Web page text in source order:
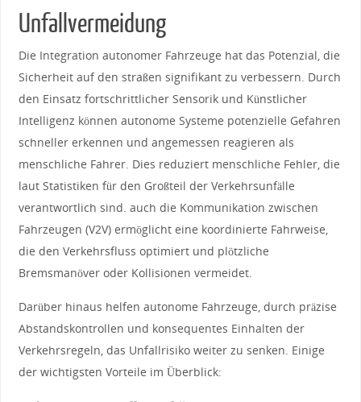
Unfallvermeidung
Die Integration autonomer Fahrzeuge hat das Potenzial, die‌
Sicherheit auf den straßen ‍signifikant ‌zu verbessern. Durch
den Einsatz​ fortschrittlicher Sensorik und⁢ Künstlicher
Intelligenz können autonome Systeme potenzielle Gefahren
schneller⁤ erkennen⁣ und angemessen reagieren als
⁣menschliche Fahrer. Dies reduziert menschliche Fehler, die
laut Statistiken für den Großteil der Verkehrsunfälle
verantwortlich sind. ⁤auch die ‍Kommunikation zwischen
Fahrzeugen (V2V) ermöglicht eine koordinierte Fahrweise,
die den Verkehrsfluss optimiert und plötzliche
Bremsmanöver oder Kollisionen vermeidet.
Darüber hinaus helfen​ autonome Fahrzeuge, durch präzise
Abstandskontrollen und konsequentes⁢ Einhalten der
Verkehrsregeln, das Unfallrisiko weiter zu‍ senken. Einige
der wichtigsten Vorteile im Überblick: